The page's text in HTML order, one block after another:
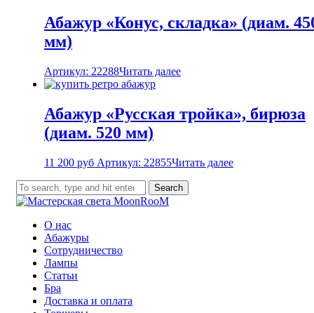
Абажур «Конус, складка» (диам.
мм)
Артикул: 22288Читать далее
Абажур «Русская тройка», бирюза
(диам. 520 мм)
11 200 руб Артикул: 22855Читать далее
Search
О нас
Абажуры
Сотрудничество
Лампы
Статьи
Бра
Доставка и оплата